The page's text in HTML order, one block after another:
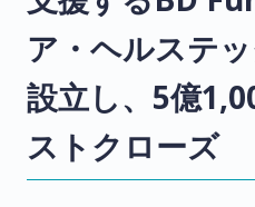
ア・ヘルステ
設立し、5億
ストクローズ